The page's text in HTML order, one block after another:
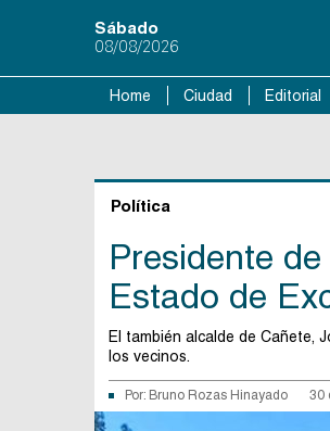
Sábado
08/08/2026
Home Ciudad Editorial
Política
Presidente
Estado de
El también alcalde de Cañete,
los vecinos.
Por: Bruno Rozas Hinayado 30